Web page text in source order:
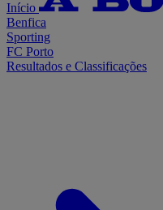
Início
Benfica
Sporting
FC Porto
Resultados e Classificações